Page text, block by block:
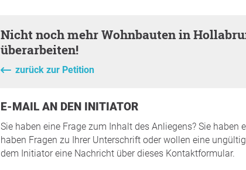
Nicht noch mehr Wohnbauten in Hollabrunn - Entwicklungskonzept
überarbeiten!
zurück zur Petition
E-MAIL AN DEN INITIATOR
Sie haben eine Frage zum Inhalt des Anliegens? Sie haben
haben Fragen zu Ihrer Unterschrift oder wollen eine
dem Initiator eine Nachricht über dieses Kontaktformular.